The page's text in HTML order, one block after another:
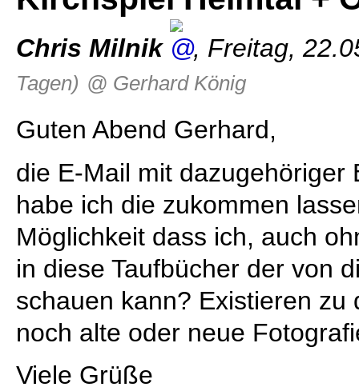
Chris Milnik , Freitag,
Tagen) @ Gerhard König
Guten Abend Gerhard,
die E-Mail mit dazugehöriger
habe ich die zukommen
Möglichkeit dass ich, auch
in diese Taufbücher der von
schauen kann? Existieren zu
noch alte oder neue
Viele Grüße